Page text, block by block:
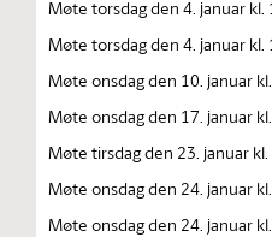
Møte torsdag den 4. januar kl.
Møte torsdag den 4. januar kl.
Møte onsdag den 10. januar
Møte onsdag den 17. januar
Møte tirsdag den 23. januar kl.
Møte onsdag den 24. januar
Møte onsdag den 24. januar